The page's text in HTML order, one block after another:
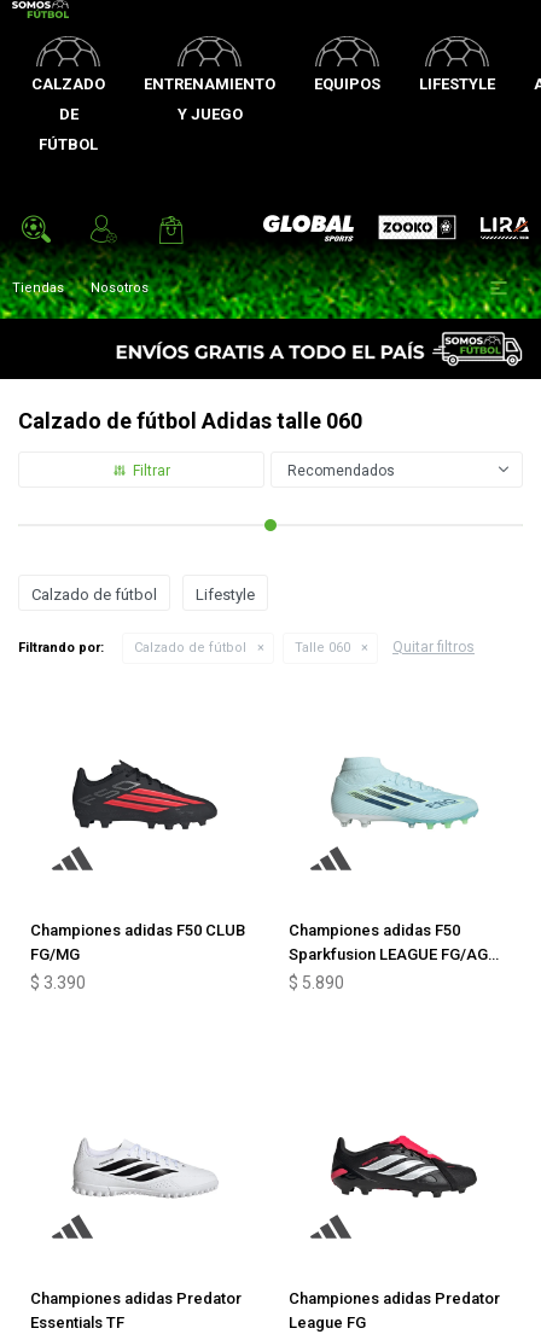
CALZADO
DE
FÚTBOL
ENTRENAMIENTO
Y JUEGO
EQUIPOS LIFESTYLE
Global Sports Zooko Lira
Tiendas Nosotros 
Calzado de fútbol Adidas talle 060
Recomendados
Calzado de fútbol Lifestyle
Filtrando por: Calzado de fútbol Talle 060 Quitar filtros
Championes adidas F50 CLUB
FG/MG
$ 3.390
Championes adidas F50
Sparkfusion LEAGUE FG/AG
Junior
$ 5.890
Championes adidas Predator
Essentials TF
Championes adidas Predator
League FG